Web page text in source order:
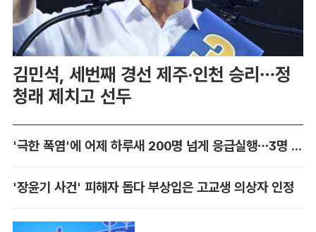
김민석, 세번째 경선 제주·인천 승리…정
청래 제치고 선두
'극한 폭염'에 어제 하루새 200명 넘게 응급실행…3명 사망
'장윤기 사건' 피해자 돕다 부상입은 고교생 의상자 인정